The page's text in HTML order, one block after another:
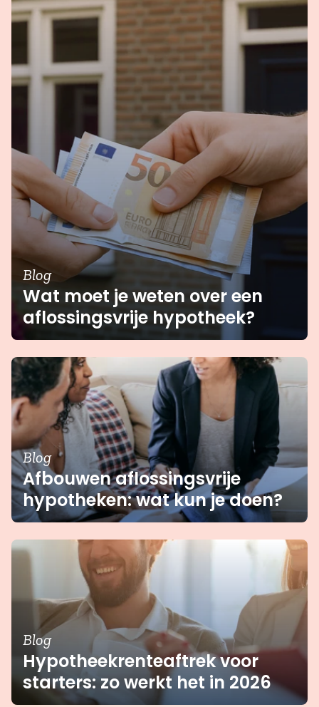
Blog
Wat moet je weten over een
aflossingsvrije hypotheek?
Blog
Afbouwen aflossingsvrije
hypotheken: wat kun je doen?
Blog
Hypotheekrenteaftrek voor
starters: zo werkt het in 2026